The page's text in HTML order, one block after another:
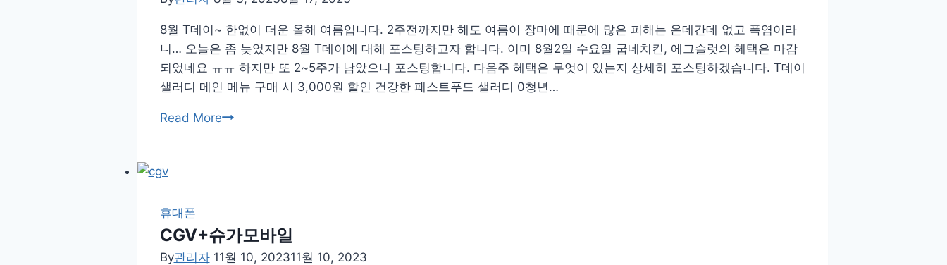
블
루
문
이
니
8월 T데이~ 한없이 더운 올해 여름입니다. 2주전까지만 해도 여름이 장마에 때문에 많은 피해는 온데간데 없고 폭염이라
니… 오늘은 좀 늦었지만 8월 T데이에 대해 포스팅하고자 합니다. 이미 8월2일 수요일 굽네치킨, 에그슬럿의 혜택은 마감
되었네요 ㅠㅠ 하지만 또 2~5주가 남았으니 포스팅합니다. 다음주 혜택은 무엇이 있는지 상세히 포스팅하겠습니다. T데이
샐러디 메인 메뉴 구매 시 3,000원 할인 건강한 패스트푸드 샐러디 0청년…
Read MoreT
월
캘
휴대폰
CGV+슈가모바일
By관리자 11월 10, 202311월 10, 2023